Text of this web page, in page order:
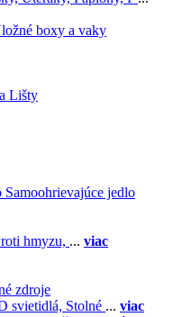
boxy a vaky
Lišty
Samoohrievajúce jedlo
hmyzu, ... viac
zdroje
svietidlá, Stolné ... viac